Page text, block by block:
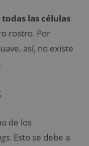
las células
rostro. Por
así, no existe
de los
. Esto se debe a